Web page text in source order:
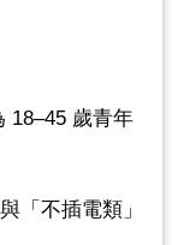
18–45 歲青年
「不插電類」